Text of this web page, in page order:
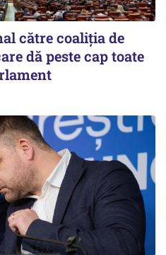
către coaliția de
dă peste cap toate